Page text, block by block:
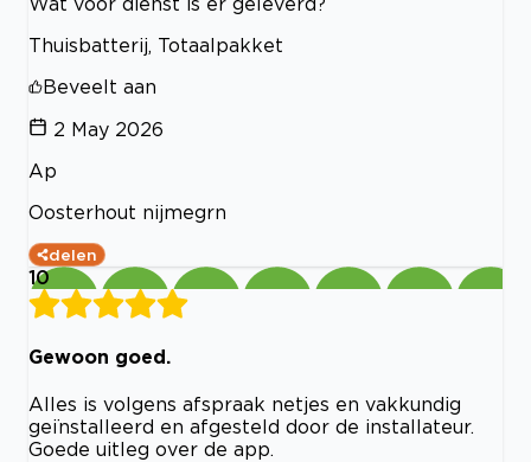
Thuisbatterij, Totaalpakket
Beveelt aan
2 May 2026
Ap
Oosterhout nijmegrn
delen
10
Gewoon goed.
Alles is volgens afspraak netjes en vakkundig
geïnstalleerd en afgesteld door de installateur.
Goede uitleg over de app.